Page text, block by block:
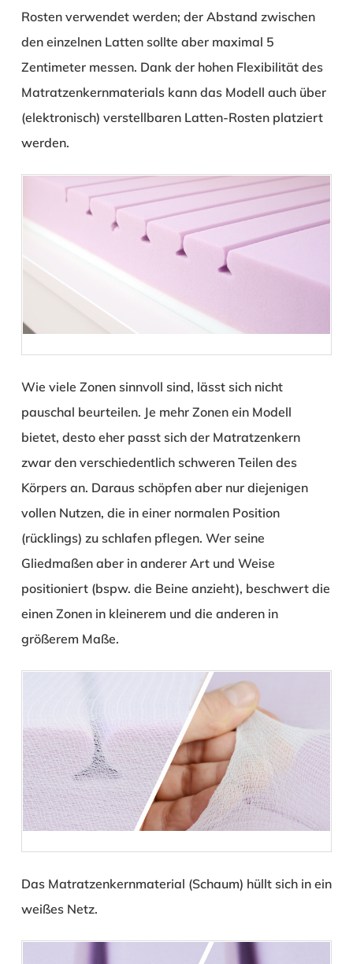
Rosten verwendet werden; der Abstand zwischen
den einzelnen Latten sollte aber maximal 5
Zentimeter messen. Dank der hohen Flexibilität des
Matratzenkernmaterials kann das Modell auch über
(elektronisch) verstellbaren Latten-Rosten platziert
werden.
Wie viele Zonen sinnvoll sind, lässt sich nicht
pauschal beurteilen. Je mehr Zonen ein Modell
bietet, desto eher passt sich der Matratzenkern
zwar den verschiedentlich schweren Teilen des
Körpers an. Daraus schöpfen aber nur diejenigen
vollen Nutzen, die in einer normalen Position
(rücklings) zu schlafen pflegen. Wer seine
Gliedmaßen aber in anderer Art und Weise
positioniert (bspw. die Beine anzieht), beschwert die
einen Zonen in kleinerem und die anderen in
größerem Maße.
Das Matratzenkernmaterial (Schaum) hüllt sich in ein
weißes Netz.